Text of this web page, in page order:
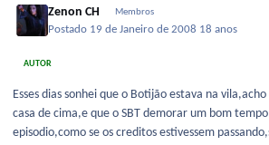
Zenon CH Membros
Postado 19 de Janeiro de 2008 18 anos
AUTOR
Esses dias sonhei que o Botijão estava na
casa de cima,e que o SBT demorar um bom
episodio,como se os creditos estivessem